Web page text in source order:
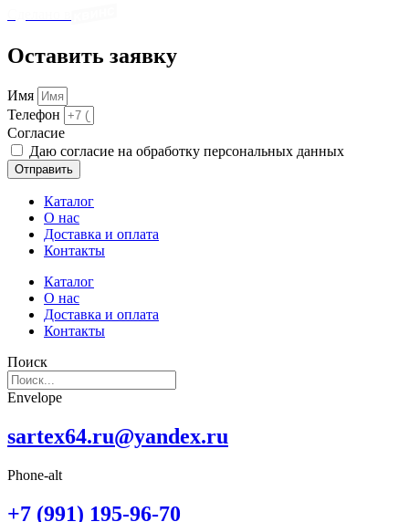
Оставить заявку
Имя
Телефон
Cогласие
Даю согласие на обработку персональных данных
Отправить
Каталог
О нас
Доставка и оплата
Контакты
Каталог
О нас
Доставка и оплата
Контакты
Поиск
Envelope
sartex64.ru@yandex.ru
Phone-alt
+7 (991) 195-96-70